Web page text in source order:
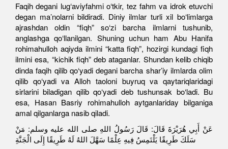
Faqih degani lug‘aviyfahmi o‘tkir, tez fahm va idrok etuvchi
degan ma’nolarni bildiradi. Diniy ilmlar turli xil bo‘limlarga
ajrashdan oldin “fiqh” so‘zi barcha ilmlarni tushunib,
anglashga qo‘llanilgan. Shuning uchun ham Abu Hanifa
rohimahulloh aqiyda ilmini “katta fiqh”, hozirgi kundagi fiqh
ilmini esa, “kichik fiqh” deb ataganlar. Shundan kelib chiqib
dinda faqih qilib qo‘yadi degani barcha shar’iy ilmlarda olim
qilib qo‘yadi va Alloh taoloni buyruq va qaytariqlaridagi
sirlarini biladigan qilib qo‘yadi deb tushunsak bo‘ladi. Bu
esa, Hasan Basriy rohimahulloh aytganlariday bilganiga
amal qilganlarga nasib qiladi.
عَنْ أَبِي هُرَيْرَةَ قَالَ: قَالَ رَسُولُ اللهِ صلى الله عليه وسلم: مَنْ
سَلَكَ طَرِيقًا يَلْتَمِسُ فِيهِ عِلْمًا سَهَّلَ اللهُ لَهُ طَرِيقًا إِلَى الْجَنَّةِ